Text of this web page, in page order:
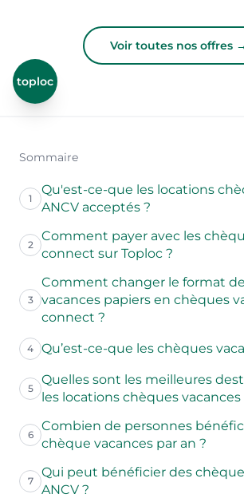
Voir toutes nos offres →
toploc
Sommaire
1
Qu'est-ce-que les locations
ANCV acceptés ?
2
Comment payer avec les
connect sur Toploc ?
3
Comment changer le format
vacances papiers en chèques
connect ?
4 Qu’est-ce-que les chèques
5
Quelles sont les meilleures
les locations chèques vacances
6
Combien de personnes
chèque vacances par an ?
7
Qui peut bénéficier des
ANCV ?